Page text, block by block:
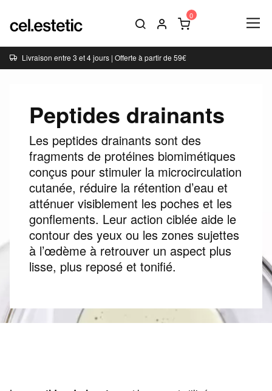
Livraison entre 3 et 4 jours | Offerte à partir de 59€
Peptides drainants
Les peptides drainants sont des
fragments de protéines biomimétiques
conçus pour stimuler la microcirculation
cutanée, réduire la rétention d’eau et
atténuer visiblement les poches et les
gonflements. Leur action ciblée aide le
contour des yeux ou les zones sujettes
à l’œdème à retrouver un aspect plus
lisse, plus reposé et tonifié.